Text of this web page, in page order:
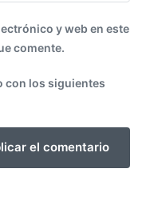
y web en este
comente.
con los siguientes